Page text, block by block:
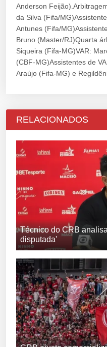
Anderson
da Silva (Fifa/
Antunes (Fifa/
Bruno (Master/RJ)Quarta
Siqueira (Fifa-MG)VAR:
(CBF-MG)Assistentes de
Araújo (Fifa-MG) e
RELACIONADOS
Técnico do CRB
disputada'